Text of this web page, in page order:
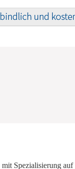
mit Spezialisierung auf